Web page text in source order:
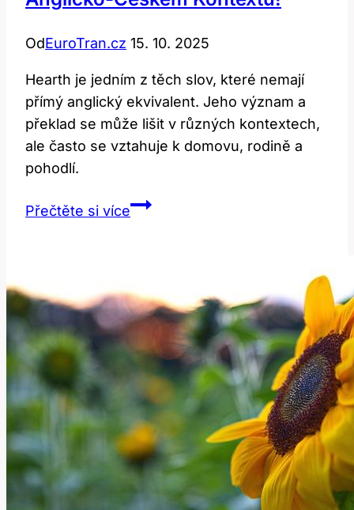
OdEuroTran.cz 15. 10. 2025
Hearth je jedním z těch slov, které nemají
přímý anglický ekvivalent. Jeho význam a
překlad se může lišit v různých kontextech,
ale často se vztahuje k domovu, rodině a
pohodlí.
Přečtěte si víceHearth:
v
anglicko-
kontextu!